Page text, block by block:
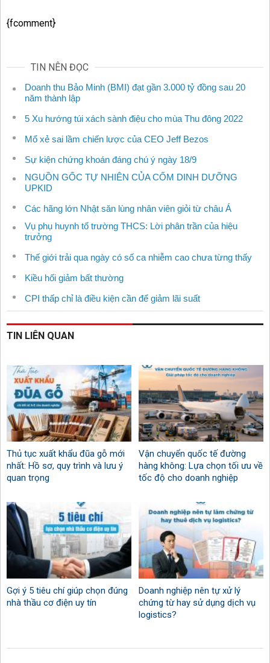
{fcomment}
TIN NÊN ĐỌC
Doanh thu Bảo Minh (BMI) đạt gần 3.000 tỷ đồng sau 20
năm thành lập
5 Xu hướng túi xách sành điệu cho mùa Thu đông 2022
Mổ xẻ sai lầm chiến lược của CEO Jeff Bezos
Sự kiện chứng khoán đáng chú ý ngày 18/9
NGUỒN GỐC TỰ NHIÊN CỦA CỐM DINH DƯỠNG
UPKID
Các hãng lớn Nhật săn lùng nhân viên giỏi từ châu Á
Vụ phụ huynh tố trường THCS: Lời phân trần của hiệu
trưởng
Thế giới trải qua ngày có số ca nhiễm cao chưa từng thấy
Kiều hối giảm bất thường
CPI thấp chỉ là điều kiện cần để giảm lãi suất
TIN LIÊN QUAN
Thủ tục xuất khẩu đũa gỗ mới
nhất: Hồ sơ, quy trình và lưu ý
quan trọng
Vận chuyển quốc tế đường
hàng không: Lựa chọn tối ưu về
tốc độ cho doanh nghiệp
Gợi ý 5 tiêu chí giúp chọn đúng
nhà thầu cơ điện uy tín
Doanh nghiệp nên tự xử lý
chứng từ hay sử dụng dịch vụ
logistics?